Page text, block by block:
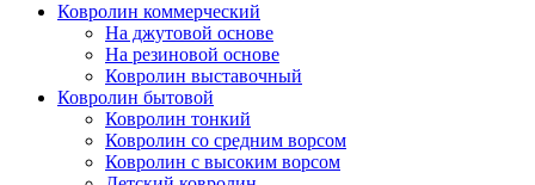
Ковролин коммерческий
На джутовой основе
На резиновой основе
Ковролин выставочный
Ковролин бытовой
Ковролин тонкий
Ковролин со средним ворсом
Ковролин с высоким ворсом